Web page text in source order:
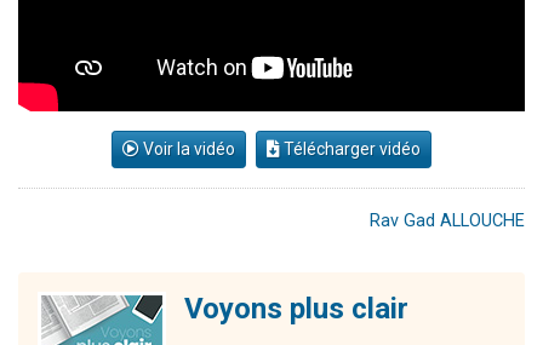
Voir la vidéo Télécharger vidéo
Rav Gad ALLOUCHE
Voyons plus clair